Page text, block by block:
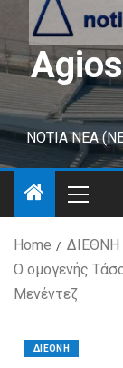
ΝΟΤΙΑ ΝΕΑ
Home
ΔΙΕΘΝΗ
Ο ομογενής
Μενέντεζ
ΔΙΕΘΝΗ